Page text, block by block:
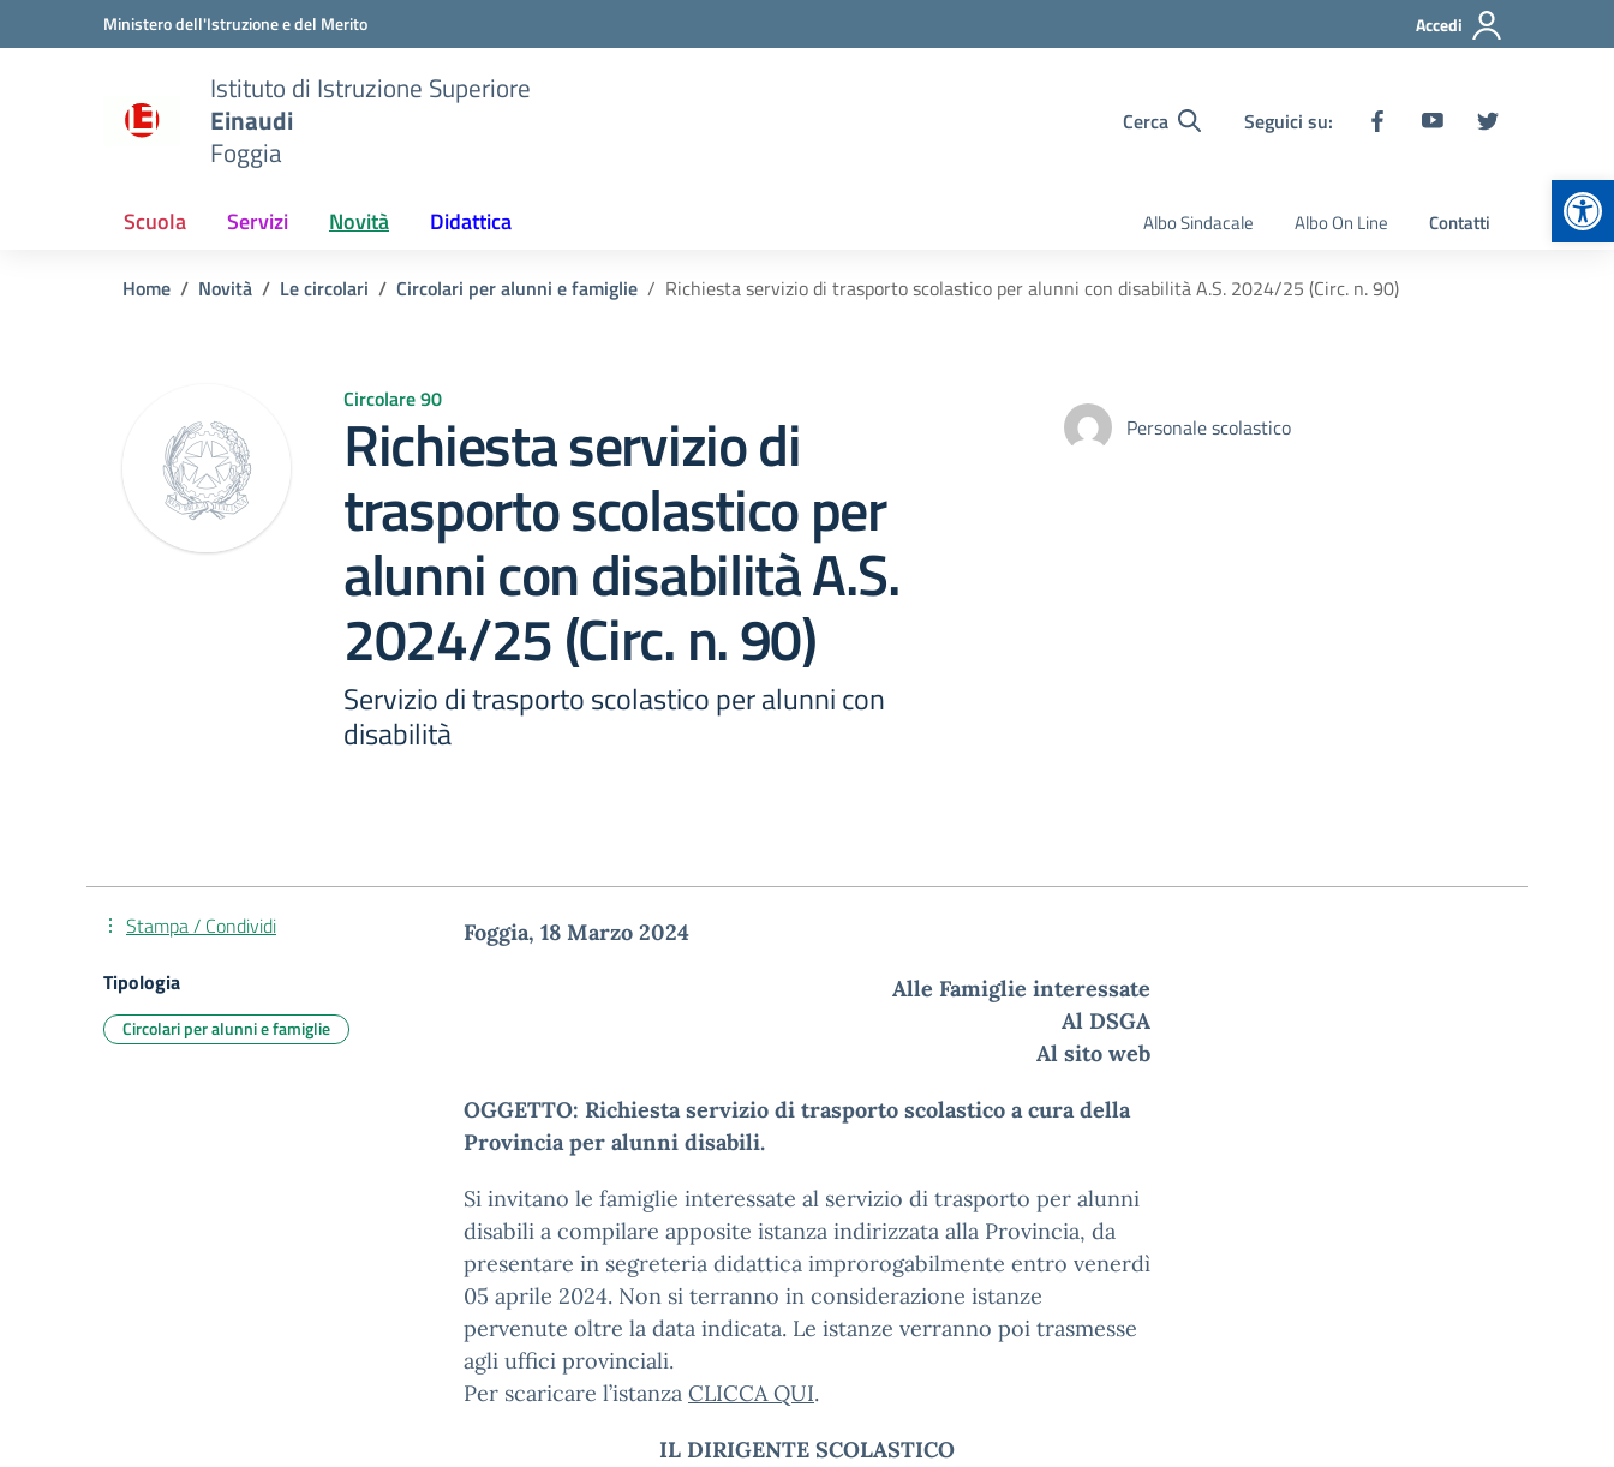
Vai ai contenuti
Vai al menu di navigazioneMinistero dell'Istruzione e del Merito Accedi
Istituto di Istruzione Superiore
Einaudi
Foggia
Cerca Seguici su:
Scuola Servizi Novità Didattica Albo Sindacale Albo On Line Contatti
Home Novità Le circolari Circolari per alunni e famiglie Richiesta servizio di trasporto scolastico per alunni con disabilità A.S. 2024/25 (Circ. n. 90)
Circolare 90
Richiesta servizio di
trasporto scolastico per
alunni con disabilità A.S.
2024/25 (Circ. n. 90)
Servizio di trasporto scolastico per alunni con
disabilità
Personale scolastico
Foggia, 18 Marzo 2024
Alle Famiglie interessate
Al DSGA
Al sito web
OGGETTO: Richiesta servizio di trasporto scolastico a cura della
Provincia per alunni disabili.
Si invitano le famiglie interessate al servizio di trasporto per alunni
disabili a compilare apposite istanza indirizzata alla Provincia, da
presentare in segreteria didattica improrogabilmente entro venerdì
05 aprile 2024. Non si terranno in considerazione istanze
pervenute oltre la data indicata. Le istanze verranno poi trasmesse
agli uffici provinciali.
Per scaricare l’istanza CLICCA QUI.
IL DIRIGENTE SCOLASTICO
Stampa / Condividi
Tipologia
Circolari per alunni e famiglie